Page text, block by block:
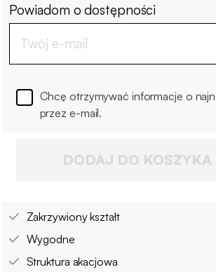
Powiadom o dostępności
Chcę otrzymywać informacje o
przez e-mail.
DODAJ DO KOSZYKA
Zakrzywiony kształt
Wygodne
Struktura akacjowa